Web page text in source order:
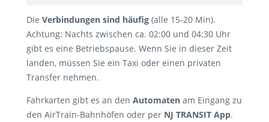
Die Verbindungen sind häufig (alle 15-20 Min).
Achtung: Nachts zwischen ca. 02:00 und 04:30 Uhr
gibt es eine Betriebspause. Wenn Sie in dieser Zeit
landen, müssen Sie ein Taxi oder einen privaten
Transfer nehmen.
Fahrkarten gibt es an den Automaten am Eingang zu
den AirTrain-Bahnhöfen oder per NJ TRANSIT App.